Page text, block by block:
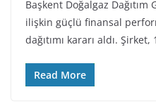
Başkent Doğalgaz Dağıtım
ilişkin güçlü finansal
dağıtımı kararı aldı.
Read More